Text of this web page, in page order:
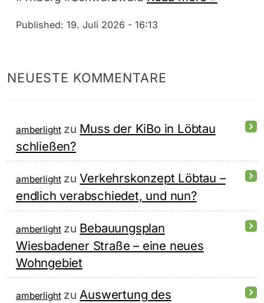
Published: 19. Juli 2026 - 16:13
NEUESTE KOMMENTARE
amberlightzu Muss der KiBo in Löbtau
schließen?
amberlightzuVerkehrskonzept Löbtau –
endlich verabschiedet, und nun?
amberlightzu Bebauungsplan
Wiesbadener Straße – eine neues
Wohngebiet
amberlightzuAuswertung des